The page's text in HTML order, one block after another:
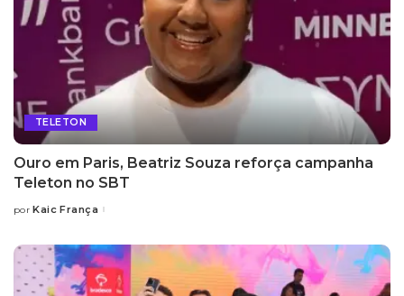
TELETON
Ouro em Paris, Beatriz Souza reforça campanha
Teleton no SBT
Posted
por Kaic França